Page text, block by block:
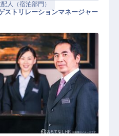
人（宿泊部門）
ションマネージャー候
ストリレーションマネージャー